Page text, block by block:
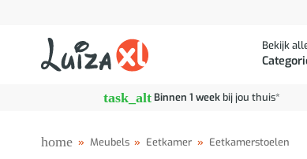
Bekijk
task_altBinnen 1 weekbij jou thuis*
home » Meubels » Eetkamer » Eetkamerstoelen